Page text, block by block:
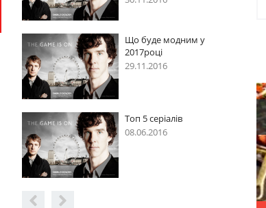
Що буде модним у
2017році
29.11.2016
Топ 5 серіалів
08.06.2016